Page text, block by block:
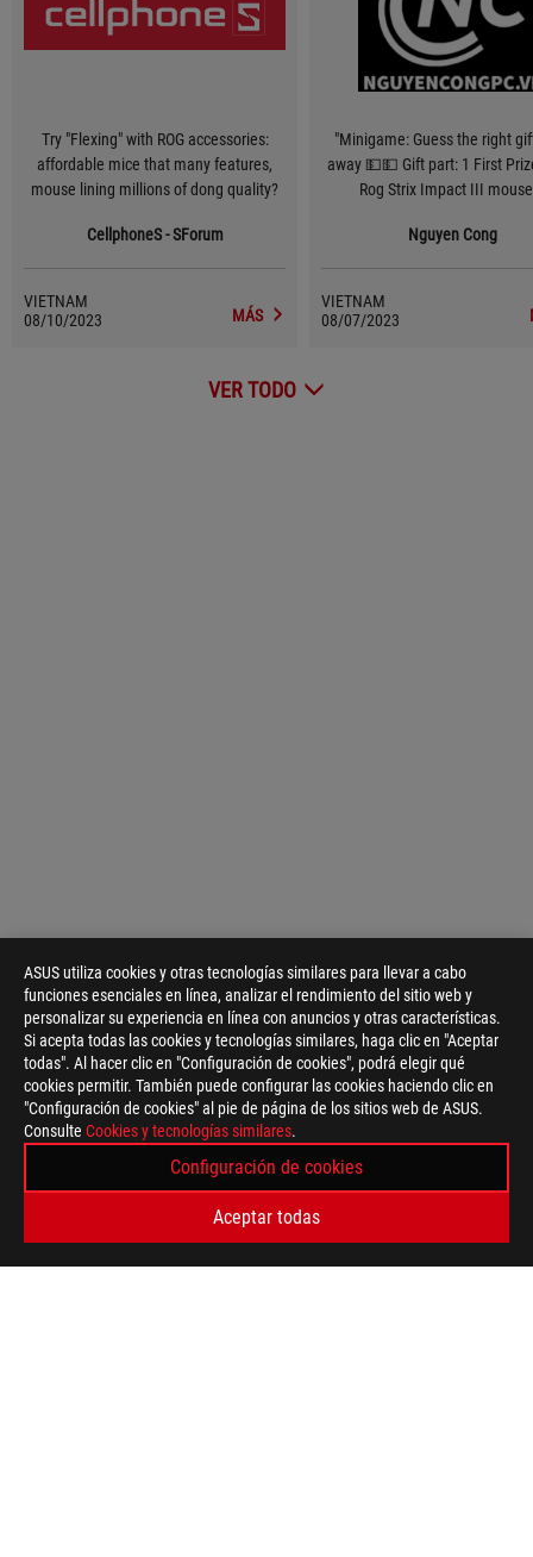
ASUS utiliza cookies y otras tecnologías similares para llevar a cabo
funciones esenciales en línea, analizar el rendimiento del sitio web y
personalizar su experiencia en línea con anuncios y otras características.
Si acepta todas las cookies y tecnologías similares, haga clic en "Aceptar
todas". Al hacer clic en "Configuración de cookies", podrá elegir qué
cookies permitir. También puede configurar las cookies haciendo clic en
"Configuración de cookies" al pie de página de los sitios web de ASUS.
Consulte Cookies y tecnologías similares.
Configuración de cookies
Aceptar todas
Try "Flexing" with ROG accessories:
affordable mice that many features,
mouse lining millions of dong quality?
CellphoneS - SForum
VIETNAM
08/10/2023
MÁS
"Minigame: Guess the right
away 💵💵 Gift part: 1 First
Rog Strix Impact III
class Nguyen Cong
Nguyen Cong
VIETNAM
08/07/2023
VER TODO